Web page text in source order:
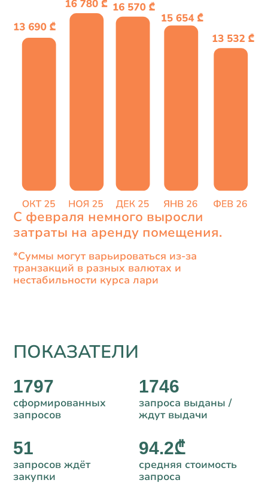
С февраля немного выросли
затраты на аренду помещения.
*Суммы могут варьироваться из-за
транзакций в разных валютах и
нестабильности курса лари
ПОКАЗАТЕЛИ
1797
сформированных
запросов
1746
запроса выданы /
ждут выдачи
51
запросов ждёт
закупки
94.2₾
средняя стоимость
запроса